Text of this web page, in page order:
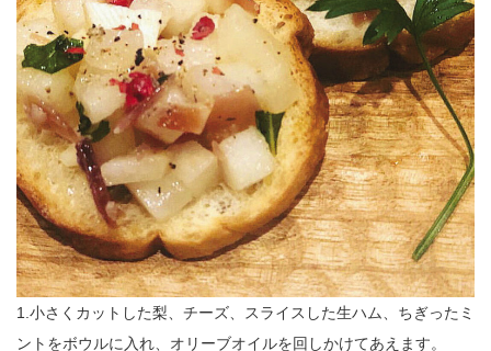
1.小さくカットした梨、チーズ、スライスした生ハム、ちぎったミ
ントをボウルに入れ、オリーブオイルを回しかけてあえます。